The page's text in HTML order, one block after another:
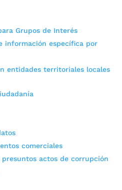
Grupos de Interés
información específica por
entidades territoriales locales
comerciales
actos de corrupción
medidas para garantizar
desplegados en puestos
para garantizar la seguridad
Fotografía: Mauro